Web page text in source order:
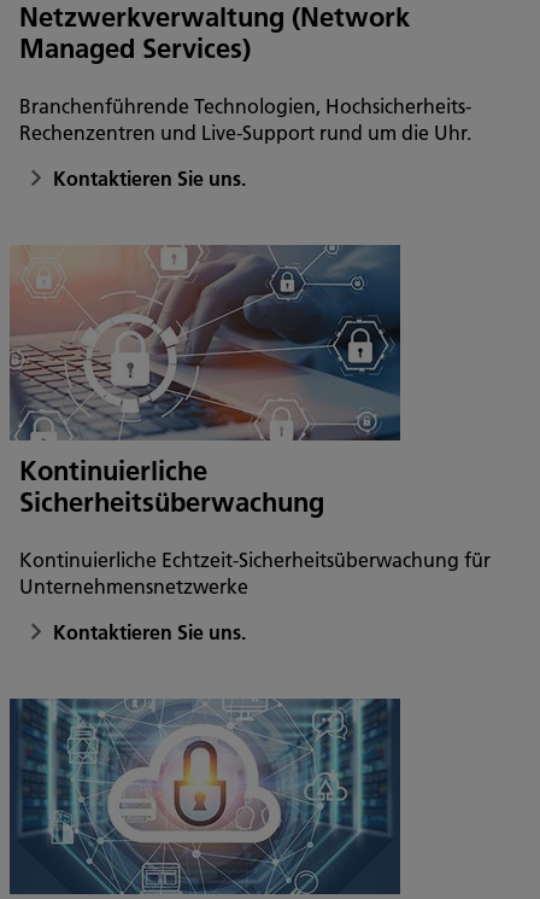
Netzwerkverwaltung (Network
Managed Services)
Branchenführende Technologien, Hochsicherheits-
Rechenzentren und Live-Support rund um die Uhr.
Kontaktieren Sie uns.
Kontinuierliche
Sicherheitsüberwachung
Kontinuierliche Echtzeit-Sicherheitsüberwachung für
Unternehmensnetzwerke
Kontaktieren Sie uns.